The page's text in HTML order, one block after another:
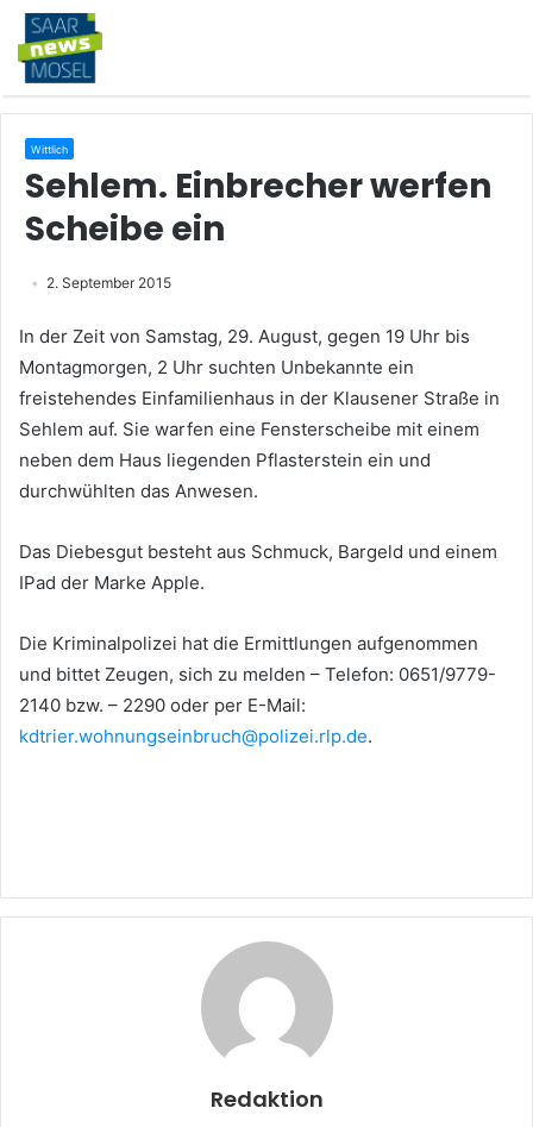
Wittlich
Sehlem. Einbrecher werfen
Scheibe ein
2. September 2015
In der Zeit von Samstag, 29. August, gegen 19 Uhr bis
Montagmorgen, 2 Uhr suchten Unbekannte ein
freistehendes Einfamilienhaus in der Klausener Straße in
Sehlem auf. Sie warfen eine Fensterscheibe mit einem
neben dem Haus liegenden Pflasterstein ein und
durchwühlten das Anwesen.
Das Diebesgut besteht aus Schmuck, Bargeld und einem
IPad der Marke Apple.
Die Kriminalpolizei hat die Ermittlungen aufgenommen
und bittet Zeugen, sich zu melden – Telefon: 0651/9779-
2140 bzw. – 2290 oder per E-Mail:
kdtrier.wohnungseinbruch@polizei.rlp.de.
Redaktion